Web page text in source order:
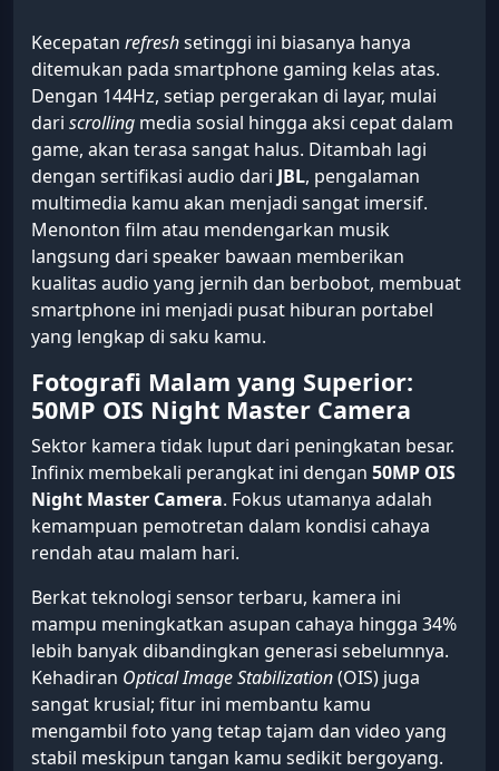
Kecepatan refreshsetinggi ini biasanya hanya
ditemukan pada smartphone gaming kelas atas.
Dengan 144Hz, setiap pergerakan di layar, mulai
dari scrolling media sosial hingga aksi cepat dalam
game, akan terasa sangat halus. Ditambah lagi
dengan sertifikasi audio dari JBL, pengalaman
multimedia kamu akan menjadi sangat imersif.
Menonton film atau mendengarkan musik
langsung dari speaker bawaan memberikan
kualitas audio yang jernih dan berbobot, membuat
smartphone ini menjadi pusat hiburan portabel
yang lengkap di saku kamu.
Fotografi Malam yang Superior:
50MP OIS Night Master Camera
Sektor kamera tidak luput dari peningkatan besar.
Infinix membekali perangkat ini dengan 50MP OIS
Night Master Camera. Fokus utamanya adalah
kemampuan pemotretan dalam kondisi cahaya
rendah atau malam hari.
Berkat teknologi sensor terbaru, kamera ini
mampu meningkatkan asupan cahaya hingga 34%
lebih banyak dibandingkan generasi sebelumnya.
Kehadiran Optical Image Stabilization(OIS) juga
sangat krusial; fitur ini membantu kamu
mengambil foto yang tetap tajam dan video yang
stabil meskipun tangan kamu sedikit bergoyang.